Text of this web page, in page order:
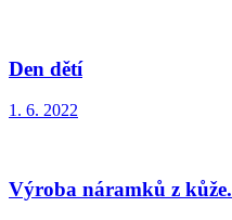
Den dětí
1. 6. 2022
Výroba náramků z kůže.